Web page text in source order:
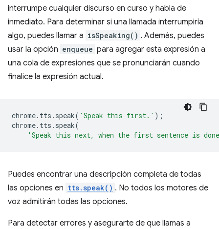
interrumpe cualquier discurso en curso y habla de
inmediato. Para determinar si una llamada interrumpiría
algo, puedes llamar a isSpeaking() . Además, puedes
usar la opción enqueue para agregar esta expresión a
una cola de expresiones que se pronunciarán cuando
finalice la expresión actual.
chrome. tts . speak( 'Speak this first.' );
chrome. tts . speak(
'Speak this next, when the first sentence is
Puedes encontrar una descripción completa de todas
las opciones en tts.speak() . No todos los motores de
voz admitirán todas las opciones.
Para detectar errores y asegurarte de que llamas a